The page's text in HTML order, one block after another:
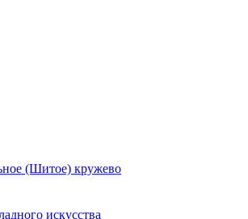
(Шитое) кружево
искусства